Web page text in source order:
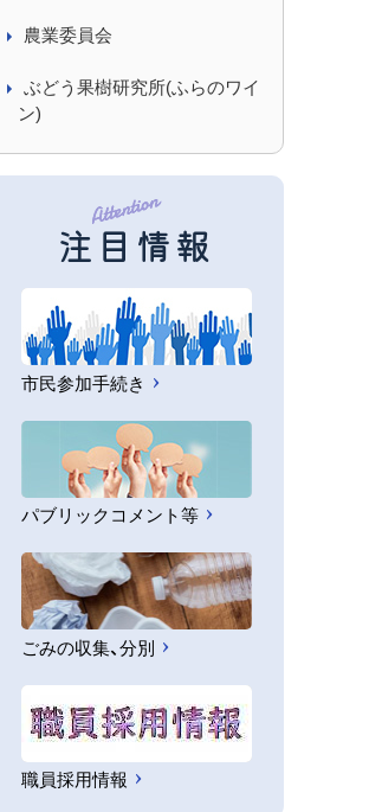
農業委員会
ぶどう果樹研究所(ふらのワイ
ン)
注目情報
市民参加手続き
パブリックコメント等
ごみの収集、分別
職員採用情報